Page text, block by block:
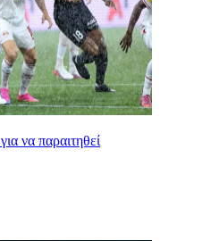
να παραιτηθεί